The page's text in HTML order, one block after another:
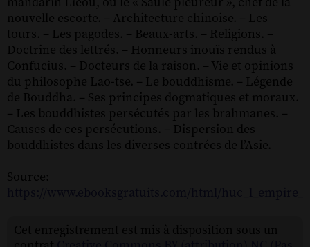
nouvelle escorte. – Architecture chinoise. – Les
tours. – Les pagodes. – Beaux-arts. – Religions. –
Doctrine des lettrés. – Honneurs inouïs rendus à
Confucius. – Docteurs de la raison. – Vie et opinions
du philosophe Lao-tse. – Le bouddhisme. – Légende
de Bouddha. – Ses principes dogmatiques et moraux.
– Les bouddhistes persécutés par les brahmanes. –
Causes de ces persécutions. – Dispersion des
bouddhistes dans les diverses contrées de l’Asie.
Source: